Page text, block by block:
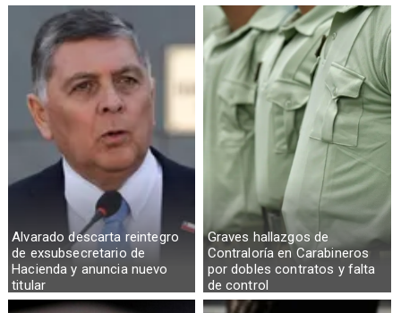
Alvarado descarta reintegro
de exsubsecretario de
Hacienda y anuncia nuevo
titular
Graves hallazgos de
Contraloría en Carabineros
por dobles contratos y falta
de control